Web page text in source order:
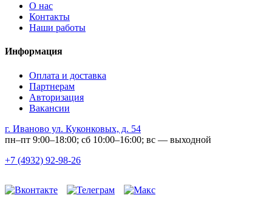
О нас
Контакты
Наши работы
Информация
Оплата и доставка
Партнерам
Авторизация
Вакансии
г. Иваново ул. Куконковых, д. 54
пн–пт 9:00–18:00; сб 10:00–16:00; вс — выходной
+7 (4932) 92-98-26